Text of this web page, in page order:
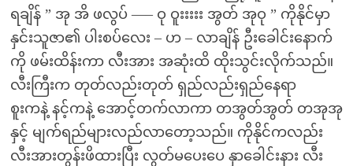
ရချိန် ” အု အိ ဖလွပ် —– ဝု ဝူးးးးး အွတ် အုဝု ” ကိုနိုင်မှာ
နှင်းသူဇာ၏ ပါးစပ်လေး – ဟ – လာချိန် ဦးခေါင်းနောက်
ကို ဖမ်းထိန်းကာ လီးအား အဆုံးထိ ထိုးသွင်းလိုက်သည်။
လီးကြီးက တုတ်လည်းတုတ် ရှည်လည်းရှည်နေရာ
စူးကနဲ့ နင့်ကနဲ့ အောင့်တက်လာကာ တအွတ်အွတ် တအုအု
နှင့် မျက်ရည်များလည်လာတော့သည်။ ကိုနိုင်ကလည်း
လီးအားတွန်းဖိထားပြီး လွတ်မပေးပေ နှာခေါင်းနား လီး